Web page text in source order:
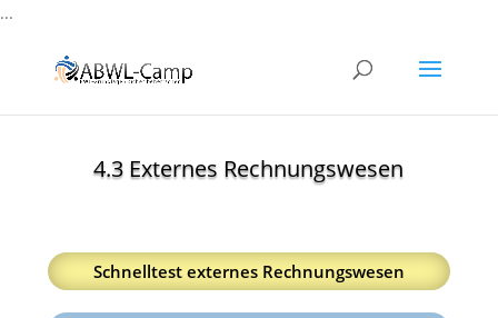
...
4.3 Externes Rechnungswesen
Schnelltest externes Rechnungswesen